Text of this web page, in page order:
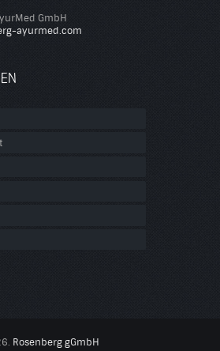
GmbH
ayurmed.com
Rosenberg gGmbH